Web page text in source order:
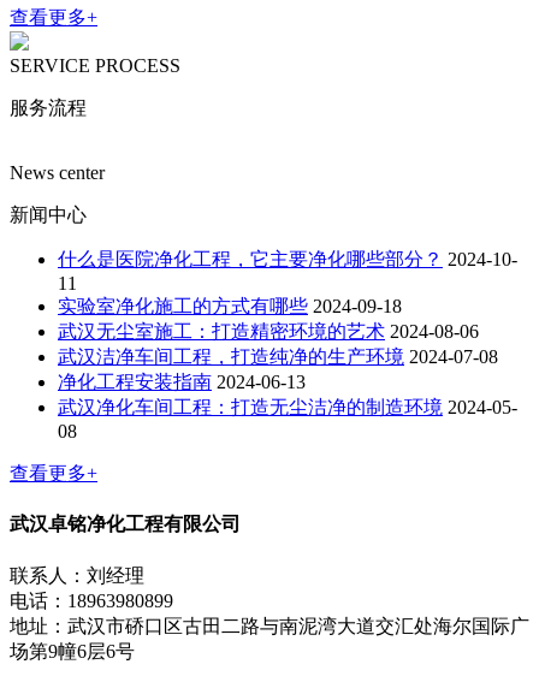
查看更多+
SERVICE PROCESS
服务流程
News center
新闻中心
什么是医院净化工程，它主要净化哪些部分？ 2024-10-
11
实验室净化施工的方式有哪些 2024-09-18
武汉无尘室施工：打造精密环境的艺术 2024-08-06
武汉洁净车间工程，打造纯净的生产环境 2024-07-08
净化工程安装指南 2024-06-13
武汉净化车间工程：打造无尘洁净的制造环境 2024-05-
08
查看更多+
武汉卓铭净化工程有限公司
联系人：刘经理
电话：18963980899
地址：武汉市硚口区古田二路与南泥湾大道交汇处海尔国际广
场第9幢6层6号